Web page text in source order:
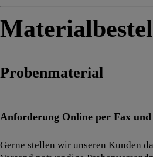
Probenmaterial
Anforderung Online per Fax
Gerne stellen wir unseren Kunden